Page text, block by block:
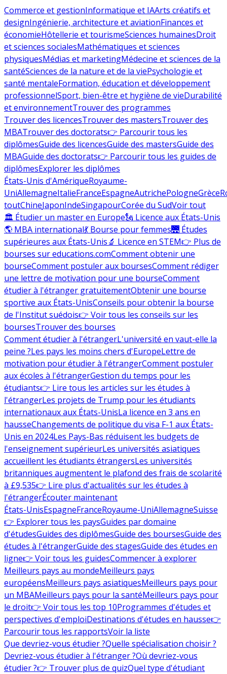
Commerce et gestionInformatique et IAArts créatifs et
designIngénierie, architecture et aviationFinances et
économieHôtellerie et tourismeSciences humainesDroit
et sciences socialesMathématiques et sciences
physiquesMédias et marketingMédecine et sciences de la
santéSciences de la nature et de la viePsychologie et
santé mentaleFormation, éducation et développement
professionnelSport, bien-être et hygiène de vieDurabilité
et environnementTrouver des programmes
Trouver des licencesTrouver des mastersTrouver des
MBATrouver des doctorats👉 Parcourir tous les
diplômesGuide des licencesGuide des mastersGuide des
MBAGuide des doctorats👉 Parcourir tous les guides de
diplômesExplorer les diplômes
États-Unis d'AmériqueRoyaume-
UniAllemagneItalieFranceEspagneAutrichePologneGrèce
toutChineJaponIndeSingapourCorée du SudVoir tout
🏛 Étudier un master en Europe🗽 Licence aux États-Unis
🌎 MBA international💃 Bourse pour femmes🌉 Études
supérieures aux États-Unis🔬 Licence en STEM👉 Plus de
bourses sur educations.comComment obtenir une
bourseComment postuler aux boursesComment rédiger
une lettre de motivation pour une bourseComment
étudier à l'étranger gratuitementObtenir une bourse
sportive aux États-UnisConseils pour obtenir la bourse
de l'Institut suédois👉 Voir tous les conseils sur les
boursesTrouver des bourses
Comment étudier à l'étrangerL'université en vaut-elle la
peine ?Les pays les moins chers d'EuropeLettre de
motivation pour étudier à l'étrangerComment postuler
aux écoles à l'étrangerGestion du temps pour les
étudiants👉 Lire tous les articles sur les études à
l'étrangerLes projets de Trump pour les étudiants
internationaux aux États-UnisLa licence en 3 ans en
hausseChangements de politique du visa F-1 aux États-
Unis en 2024Les Pays-Bas réduisent les budgets de
l'enseignement supérieurLes universités asiatiques
accueillent les étudiants étrangersLes universités
britanniques augmentent le plafond des frais de scolarité
à £9,535👉 Lire plus d'actualités sur les études à
l'étrangerÉcouter maintenant
États-UnisEspagneFranceRoyaume-UniAllemagneSuisse
👉 Explorer tous les paysGuides par domaine
d'étudesGuides des diplômesGuide des boursesGuide des
études à l'étrangerGuide des stagesGuide des études en
ligne👉 Voir tous les guidesCommencer à explorer
Meilleurs pays au mondeMeilleurs pays
européensMeilleurs pays asiatiquesMeilleurs pays pour
un MBAMeilleurs pays pour la santéMeilleurs pays pour
le droit👉 Voir tous les top 10Programmes d'études et
perspectives d'emploiDestinations d'études en hausse👉
Parcourir tous les rapportsVoir la liste
Que devriez-vous étudier ?Quelle spécialisation choisir ?
Devriez-vous étudier à l'étranger ?Où devriez-vous
étudier ?👉 Trouver plus de quizQuel type d'étudiant